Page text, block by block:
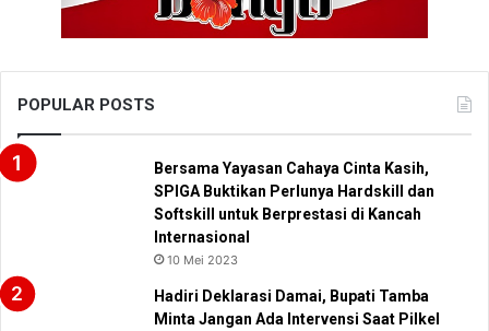
POPULAR POSTS
Bersama Yayasan Cahaya Cinta Kasih,
SPIGA Buktikan Perlunya Hardskill dan
Softskill untuk Berprestasi di Kancah
Internasional
10 Mei 2023
Hadiri Deklarasi Damai, Bupati Tamba
Minta Jangan Ada Intervensi Saat Pilkel